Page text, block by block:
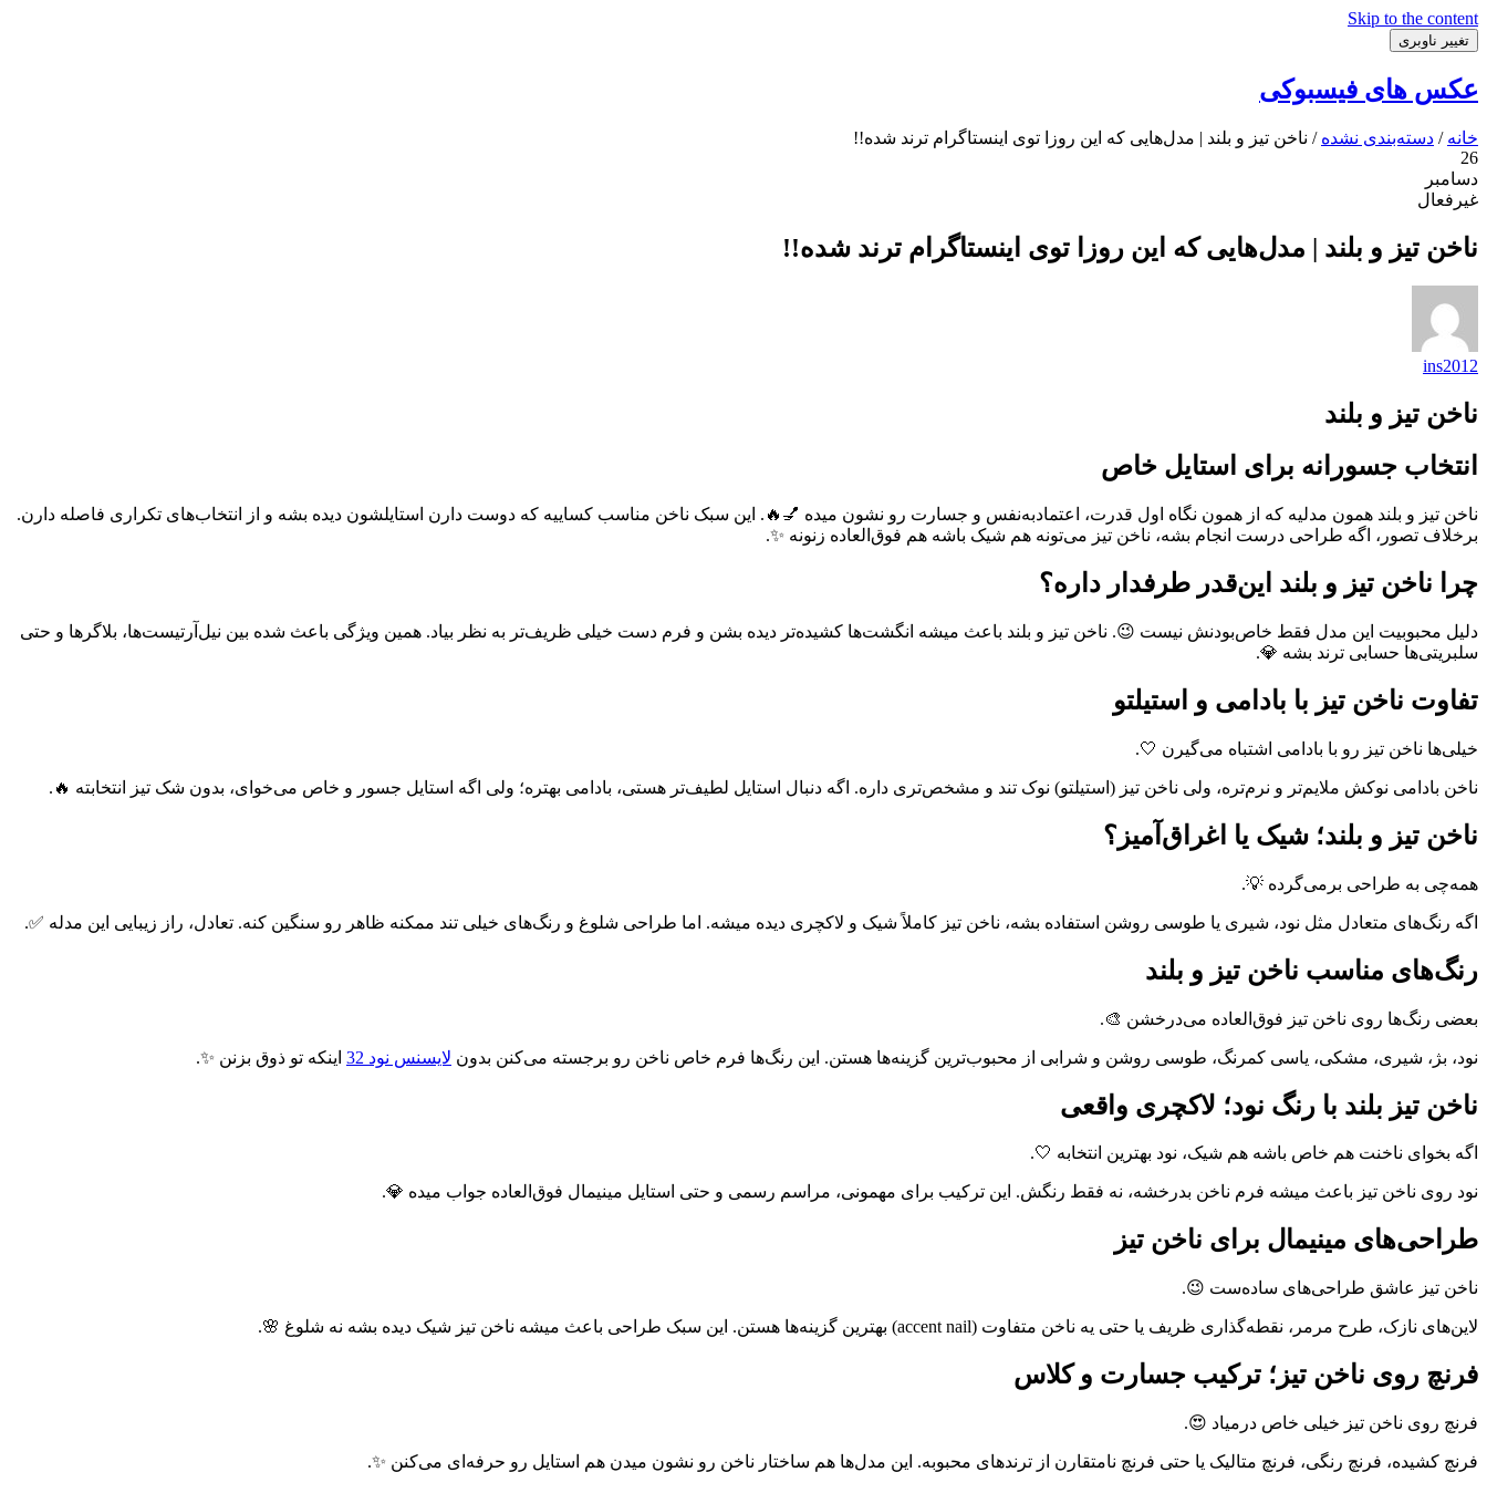
Skip to the content
تغییر ناوبری
عکس های فیسبوکی
خانه / دسته‌بندی نشده / ناخن تیز و بلند | مدل‌هایی که این روزا توی اینستاگرام ترند شده!!
26
دسامبر
غیرفعال
ناخن تیز و بلند | مدل‌هایی که این روزا توی اینستاگرام ترند شده!!
ins2012
ناخن تیز و بلند
انتخاب جسورانه برای استایل خاص
ناخن تیز و بلند همون مدلیه که از همون نگاه اول قدرت، اعتمادبه‌نفس و جسارت رو نشون میده 💅🔥. این سبک ناخن مناسب کساییه که دوست دارن استایلشون دیده بشه و از انتخاب‌های تکراری فاصله دارن.
برخلاف تصور، اگه طراحی درست انجام بشه، ناخن تیز می‌تونه هم شیک باشه هم فوق‌العاده زنونه ✨.
چرا ناخن تیز و بلند این‌قدر طرفدار داره؟
دلیل محبوبیت این مدل فقط خاص‌بودنش نیست 😉. ناخن تیز و بلند باعث میشه انگشت‌ها کشیده‌تر دیده بشن و فرم دست خیلی ظریف‌تر به نظر بیاد. همین ویژگی باعث شده بین نیل‌آرتیست‌ها، بلاگرها و حتی
سلبریتی‌ها حسابی ترند بشه 💎.
تفاوت ناخن تیز با بادامی و استیلتو
خیلی‌ها ناخن تیز رو با بادامی اشتباه می‌گیرن 🤍.
ناخن بادامی نوکش ملایم‌تر و نرم‌تره، ولی ناخن تیز (استیلتو) نوک تند و مشخص‌تری داره. اگه دنبال استایل لطیف‌تر هستی، بادامی بهتره؛ ولی اگه استایل جسور و خاص می‌خوای، بدون شک تیز انتخابته 🔥.
ناخن تیز و بلند؛ شیک یا اغراق‌آمیز؟
همه‌چی به طراحی برمی‌گرده 💡.
اگه رنگ‌های متعادل مثل نود، شیری یا طوسی روشن استفاده بشه، ناخن تیز کاملاً شیک و لاکچری دیده میشه. اما طراحی شلوغ و رنگ‌های خیلی تند ممکنه ظاهر رو سنگین کنه. تعادل، راز زیبایی این مدله ✅.
رنگ‌های مناسب ناخن تیز و بلند
بعضی رنگ‌ها روی ناخن تیز فوق‌العاده می‌درخشن 🎨.
نود، بژ، شیری، مشکی، یاسی کمرنگ، طوسی روشن و شرابی از محبوب‌ترین گزینه‌ها هستن. این رنگ‌ها فرم خاص ناخن رو برجسته می‌کنن بدون لایسنس نود 32 اینکه تو ذوق بزنن ✨.
ناخن تیز بلند با رنگ نود؛ لاکچری واقعی
اگه بخوای ناخنت هم خاص باشه هم شیک، نود بهترین انتخابه 🤍.
نود روی ناخن تیز باعث میشه فرم ناخن بدرخشه، نه فقط رنگش. این ترکیب برای مهمونی، مراسم رسمی و حتی استایل‌ مینیمال فوق‌العاده جواب میده 💎.
طراحی‌های مینیمال برای ناخن تیز
ناخن تیز عاشق طراحی‌های ساده‌ست 😉.
لاین‌های نازک، طرح مرمر، نقطه‌گذاری ظریف یا حتی یه ناخن متفاوت (accent nail) بهترین گزینه‌ها هستن. این سبک طراحی باعث میشه ناخن تیز شیک دیده بشه نه شلوغ 🌸.
فرنچ روی ناخن تیز؛ ترکیب جسارت و کلاس
فرنچ روی ناخن تیز خیلی خاص درمیاد 😍.
فرنچ کشیده، فرنچ رنگی، فرنچ متالیک یا حتی فرنچ نامتقارن از ترندهای محبوبه. این مدل‌ها هم ساختار ناخن رو نشون میدن هم استایل رو حرفه‌ای می‌کنن ✨.